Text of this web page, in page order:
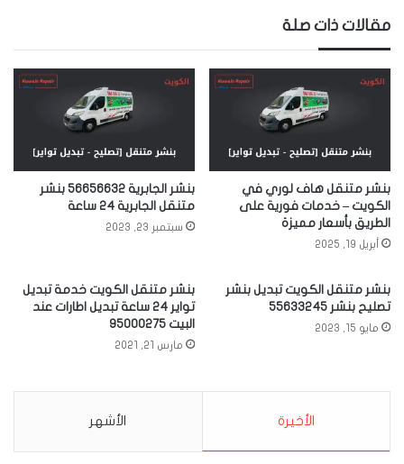
مقالات ذات صلة
بنشر متنقل هاف لوري في
الكويت – خدمات فورية على
الطريق بأسعار مميزة
أبريل 19, 2025
بنشر الجابرية 56656632 بنشر
متنقل الجابرية 24 ساعة
سبتمبر 23, 2023
بنشر متنقل الكويت تبديل بنشر
تصليح بنشر 55633245
مايو 15, 2023
بنشر متنقل الكويت خدمة تبديل
تواير 24 ساعة تبديل اطارات عند
البيت 95000275
مارس 21, 2021
الأخيرة الأشهر